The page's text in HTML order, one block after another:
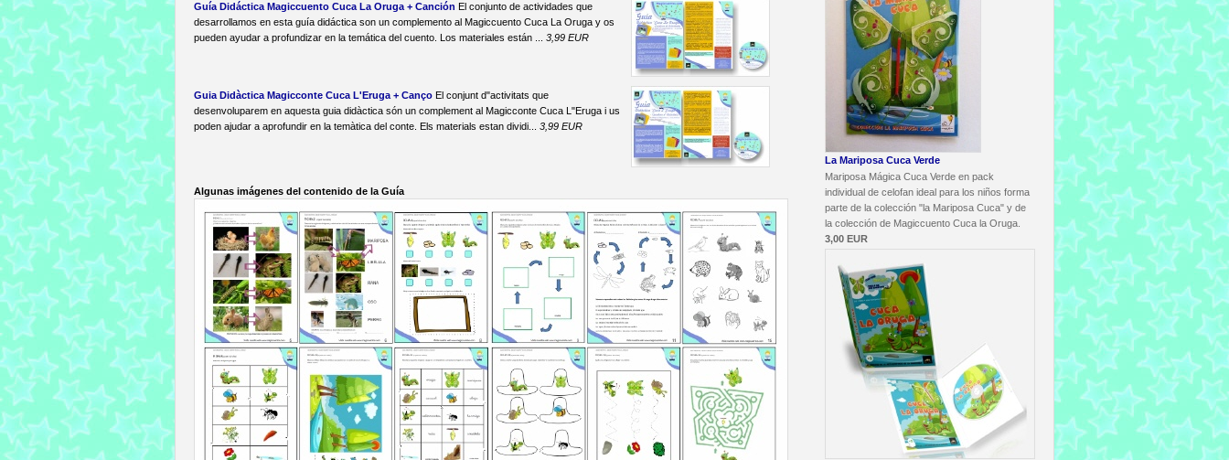
Guía Didáctica Magiccuento Cuca La Oruga + Canción El conjunto de actividades que
desarrollamos en esta guía didáctica son un complemento al Magiccuento Cuca La Oruga y os
pueden ayudar a profundizar en la temática del cuento. Los materiales están ... 3,99 EUR
Guia Didàctica Magicconte Cuca L'Eruga + Canço El conjunt d"activitats que
desenvoluparem en aquesta guia didàctica són un complement al Magicconte Cuca L"Eruga i us
poden ajudar a aprofundir en la temàtica del conte. Els materials estan dividi... 3,99 EUR
Algunas imágenes del contenido de la Guía
La Mariposa Cuca Verde
Mariposa Mágica Cuca Verde en pack
individual de celofan ideal para los niños forma
parte de la colección "la Mariposa Cuca" y de
la colección de Magiccuento Cuca la Oruga.
3,00 EUR